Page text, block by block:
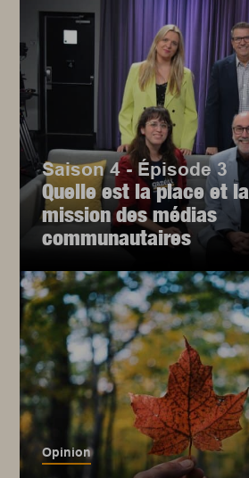
Saison 4 - Épisode 3
Quelle est la place et la
mission des médias
communautaires
Opinion